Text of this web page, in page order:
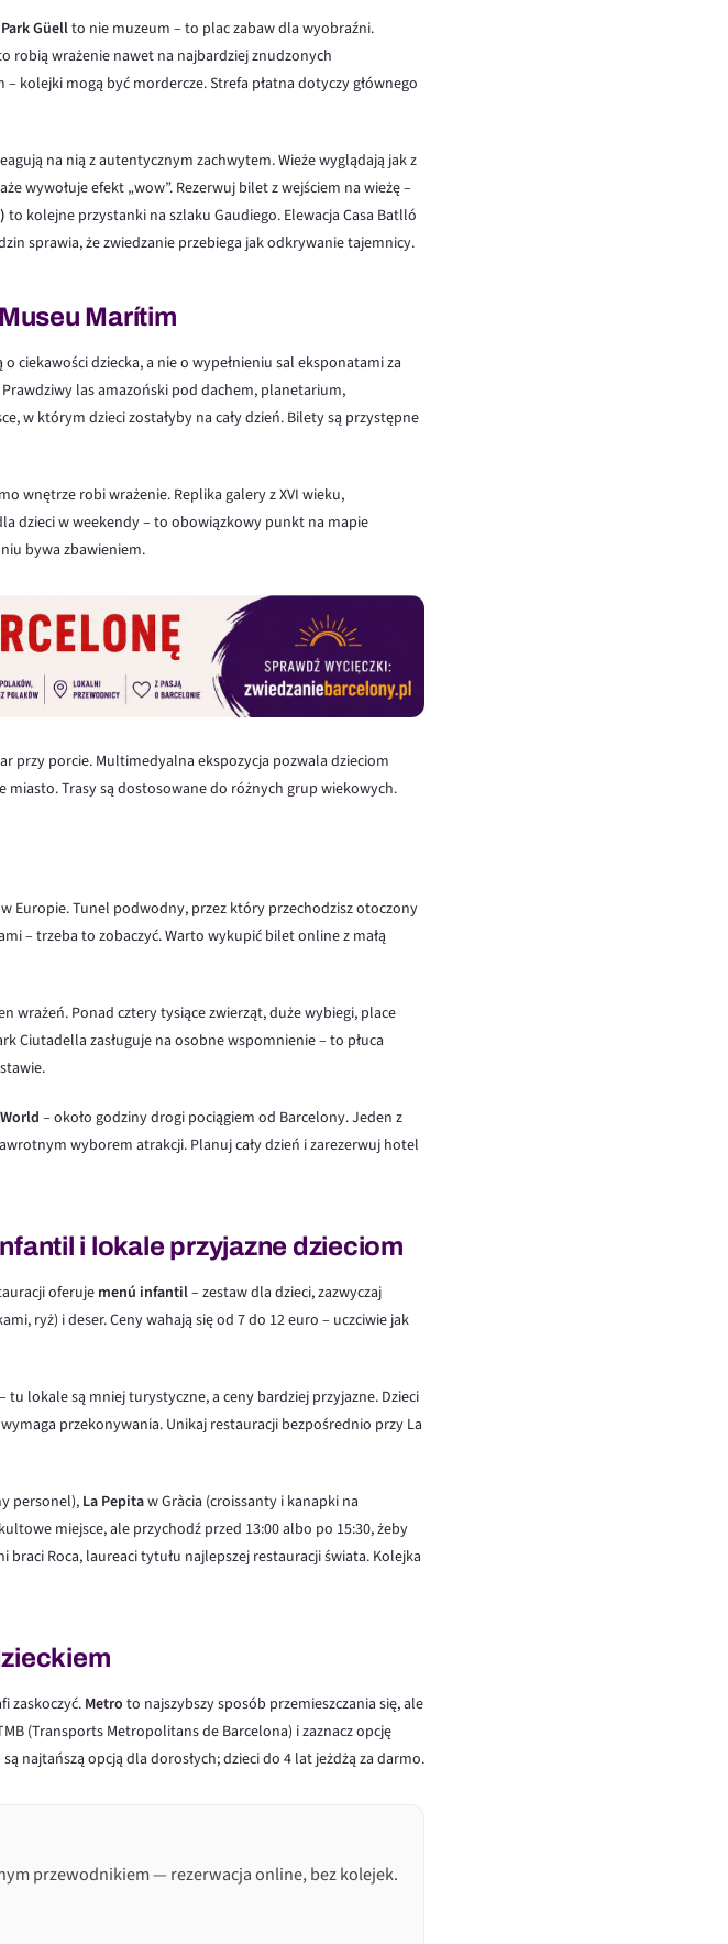
Park Güellto nie muzeum – to plac zabaw dla wyobraźni.
robią wrażenie nawet na najbardziej znudzonych
kolejki mogą być mordercze. Strefa płatna dotyczy głównego
na nią z autentycznym zachwytem. Wieże wyglądają jak z
wywołuje efekt „wow”. Rezerwuj bilet z wejściem na wieżę –
to kolejne przystanki na szlaku Gaudiego. Elewacja Casa Batlló
sprawia, że zwiedzanie przebiega jak odkrywanie tajemnicy.
Marítim
dziecka, a nie o wypełnieniu sal eksponatami za
las amazoński pod dachem, planetarium,
w którym dzieci zostałyby na cały dzień. Bilety są przystępne
wnętrze robi wrażenie. Replika galery z XVI wieku,
dzieci w weekendy – to obowiązkowy punkt na mapie
bywa zbawieniem.
przy porcie. Multimedyalna ekspozycja pozwala dzieciom
miasto. Trasy są dostosowane do różnych grup wiekowych.
Europie. Tunel podwodny, przez który przechodzisz otoczony
– trzeba to zobaczyć. Warto wykupić bilet online z małą
wrażeń. Ponad cztery tysiące zwierząt, duże wybiegi, place
Ciutadella zasługuje na osobne wspomnienie – to płuca
– około godziny drogi pociągiem od Barcelony. Jeden z
wyborem atrakcji. Planuj cały dzień i zarezerwuj hotel
i lokale przyjazne dzieciom
oferuje menú infantil– zestaw dla dzieci, zazwyczaj
ryż) i deser. Ceny wahają się od 7 do 12 euro – uczciwie jak
– tu lokale są mniej turystyczne, a ceny bardziej przyjazne. Dzieci
przekonywania. Unikaj restauracji bezpośrednio przy La
personel), La Pepitaw Gràcia (croissanty i kanapki na
miejsce, ale przychodź przed 13:00 albo po 15:30, żeby
braci Roca, laureaci tytułu najlepszej restauracji świata. Kolejka
zaskoczyć. Metro to najszybszy sposób przemieszczania się, ale
(Transports Metropolitans de Barcelona) i zaznacz opcję
najtańszą opcją dla dorosłych; dzieci do 4 lat jeżdżą za darmo.
przewodnikiem — rezerwacja online, bez kolejek.